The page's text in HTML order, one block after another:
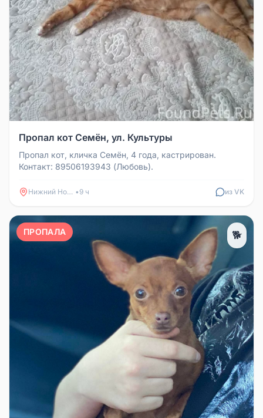
Пропал кот Семён, ул. Культуры
Пропал кот, кличка Семён, 4 года, кастрирован.
Контакт: 89506193943 (Любовь).
Нижний Новгород • 9 ч из VK
ПРОПАЛА 🐕